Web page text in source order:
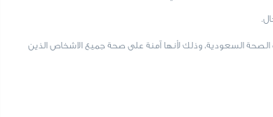
السعودية، وذلك لأنها آمنة على صحة جميع الاشخاص الذين